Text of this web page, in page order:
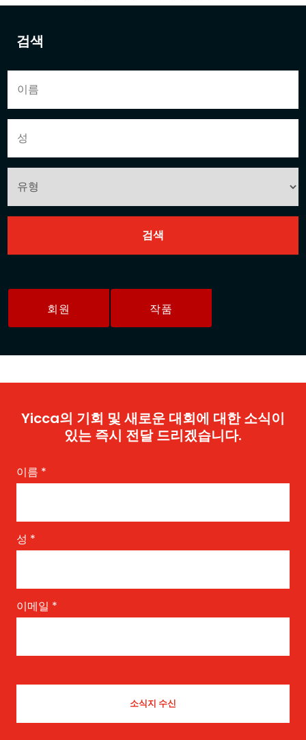
검색
회원 작품
Yicca의 기회 및 새로운 대회에 대한 소식이
있는 즉시 전달 드리겠습니다.
이름 *
성 *
이메일 *